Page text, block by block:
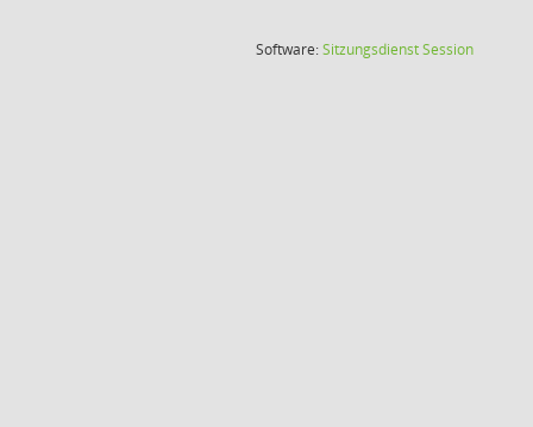
Software:SitzungsdienstSession(Wird in